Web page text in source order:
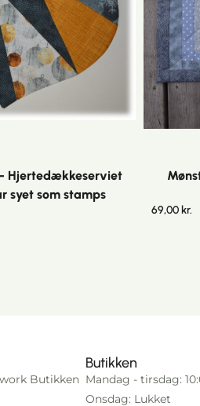
Hjertedækkeserviet
syet som stamps
69,00 kr.
Butikken
Butikken
Mandag - tirsdag:
Onsdag: Lukket